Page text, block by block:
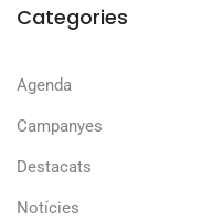
Categories
Agenda
Campanyes
Destacats
Notícies